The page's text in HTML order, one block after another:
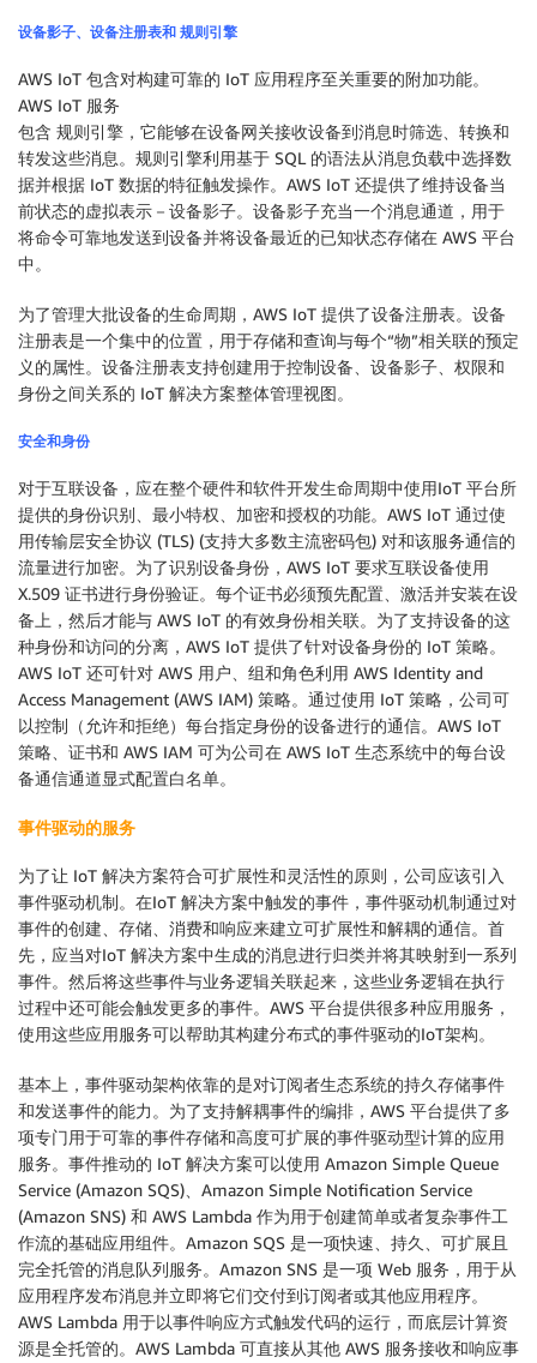
设备影子、设备注册表和 规则引擎
AWS IoT 包含对构建可靠的 IoT 应用程序至关重要的附加功能。
AWS IoT 服务
包含 规则引擎，它能够在设备网关接收设备到消息时筛选、转换和
转发这些消息。规则引擎利用基于 SQL 的语法从消息负载中选择数
据并根据 IoT 数据的特征触发操作。AWS IoT 还提供了维持设备当
前状态的虚拟表示－设备影子。设备影子充当一个消息通道，用于
将命令可靠地发送到设备并将设备最近的已知状态存储在 AWS 平台
中。
为了管理大批设备的生命周期，AWS IoT 提供了设备注册表。设备
注册表是一个集中的位置，用于存储和查询与每个“物”相关联的预定
义的属性。设备注册表支持创建用于控制设备、设备影子、权限和
身份之间关系的 IoT 解决方案整体管理视图。
安全和身份
对于互联设备，应在整个硬件和软件开发生命周期中使用IoT 平台所
提供的身份识别、最小特权、加密和授权的功能。AWS IoT 通过使
用传输层安全协议 (TLS) (支持大多数主流密码包) 对和该服务通信的
流量进行加密。为了识别设备身份，AWS IoT 要求互联设备使用
X.509 证书进行身份验证。每个证书必须预先配置、激活并安装在设
备上，然后才能与 AWS IoT 的有效身份相关联。为了支持设备的这
种身份和访问的分离，AWS IoT 提供了针对设备身份的 IoT 策略。
AWS IoT 还可针对 AWS 用户、组和角色利用 AWS Identity and
Access Management (AWS IAM) 策略。通过使用 IoT 策略，公司可
以控制（允许和拒绝）每台指定身份的设备进行的通信。AWS IoT
策略、证书和 AWS IAM 可为公司在 AWS IoT 生态系统中的每台设
备通信通道显式配置白名单。
事件驱动的服务
为了让 IoT 解决方案符合可扩展性和灵活性的原则，公司应该引入
事件驱动机制。在IoT 解决方案中触发的事件，事件驱动机制通过对
事件的创建、存储、消费和响应来建立可扩展性和解耦的通信。首
先，应当对IoT 解决方案中生成的消息进行归类并将其映射到一系列
事件。然后将这些事件与业务逻辑关联起来，这些业务逻辑在执行
过程中还可能会触发更多的事件。AWS 平台提供很多种应用服务，
使用这些应用服务可以帮助其构建分布式的事件驱动的IoT架构。
基本上，事件驱动架构依靠的是对订阅者生态系统的持久存储事件
和发送事件的能力。为了支持解耦事件的编排，AWS 平台提供了多
项专门用于可靠的事件存储和高度可扩展的事件驱动型计算的应用
服务。事件推动的 IoT 解决方案可以使用 Amazon Simple Queue
Service (Amazon SQS)、Amazon Simple Notification Service
(Amazon SNS) 和 AWS Lambda 作为用于创建简单或者复杂事件工
作流的基础应用组件。Amazon SQS 是一项快速、持久、可扩展且
完全托管的消息队列服务。Amazon SNS 是一项 Web 服务，用于从
应用程序发布消息并立即将它们交付到订阅者或其他应用程序。
AWS Lambda 用于以事件响应方式触发代码的运行，而底层计算资
源是全托管的。AWS Lambda 可直接从其他 AWS 服务接收和响应事